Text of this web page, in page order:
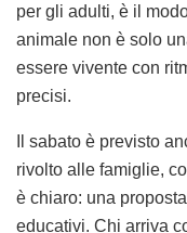
per gli adulti, è il
animale non è solo
essere vivente con
precisi.
Il sabato è previsto
rivolto alle famiglie,
è chiaro: una
educativi. Chi arriva